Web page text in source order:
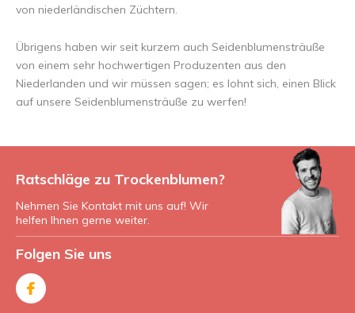
von niederländischen Züchtern.
Übrigens haben wir seit kurzem auch Seidenblumensträuße
von einem sehr hochwertigen Produzenten aus den
Niederlanden und wir müssen sagen; es lohnt sich, einen Blick
auf unsere Seidenblumensträuße zu werfen!
Ratschläge zu Trockenblumen?
Nehmen Sie Kontakt mit uns auf! Wir
helfen Ihnen gerne weiter.
Folgen Sie uns